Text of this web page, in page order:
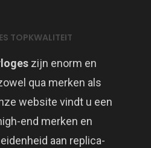
TOPKWALITEIT
zijn enorm en
qua merken als
website vindt u een
end merken en
aan replica-